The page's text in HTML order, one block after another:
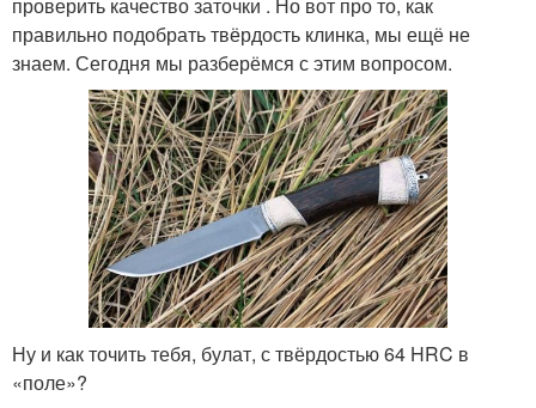
правильно подобрать твёрдость клинка, мы ещё не
знаем. Сегодня мы разберёмся с этим вопросом.
Ну и как точить тебя, булат, с твёрдостью 64 HRC в
«поле»?